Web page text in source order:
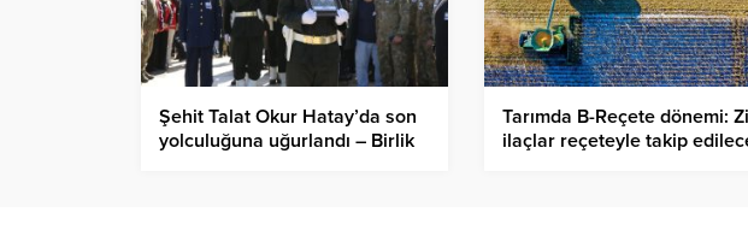
Şehit Talat Okur Hatay’da son
yolculuğuna uğurlandı – Birlik
Tarımda B-Reçete dönemi:
ilaçlar reçeteyle takip